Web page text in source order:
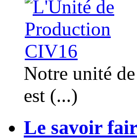
Notre unité
est (...)
Le savoir